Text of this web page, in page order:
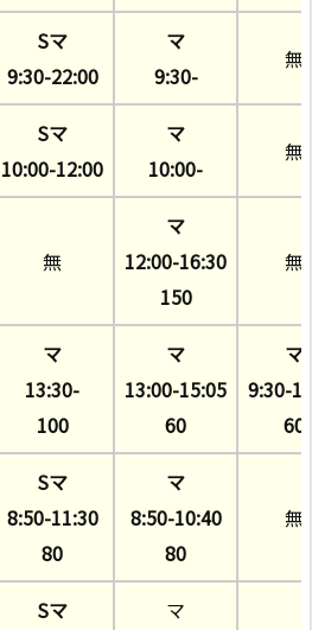
Sマ
9:30-22:00
マ
9:30-
無
Sマ
10:00-12:00
マ
10:00-
無
無
マ
12:00-16:30
150
無
マ
13:30-
100
マ
13:00-15:05
60
マ
9:30-
60
Sマ
8:50-11:30
80
マ
8:50-10:40
80
無
Sマ
マ